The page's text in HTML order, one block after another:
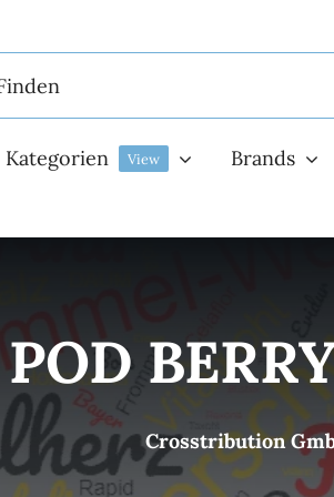
Kategorien View Brands
Crosstribution